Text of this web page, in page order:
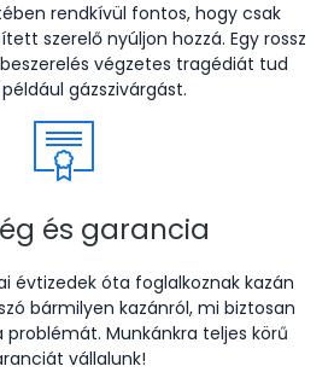
rendkívül fontos, hogy csak
szerelő nyúljon hozzá. Egy rossz
végzetes tragédiát tud
gázszivárgást.
és garancia
évtizedek óta foglalkoznak kazán
bármilyen kazánról, mi biztosan
Munkánkra teljes körű
vállalunk!